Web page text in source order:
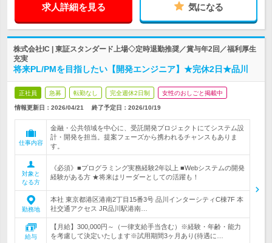
求人詳細を見る 気になる
株式会社IC | 東証スタンダード上場◇定時退勤推奨／賞与年2回／福利厚生
充実
将来PL/PMを目指したい【開発エンジニア】★完休2日★品川
正社員 急募 転勤なし 完全週休2日制 女性のおしごと掲載中
情報更新日：2026/04/21 終了予定日： 2026/10/19
仕事内容
金融・公共領域を中心に、受託開発プロジェクトにてシステム設
計・開発を担当。提案フェーズから携われるチャンスもありま
す。
対象と
なる方
《必須》■プログラミング実務経験2年以上 ■Webシステムの開発
経験がある方 ★将来はリーダーとしての活躍も！
勤務地
本社 東京都港区港南2丁目15番3号 品川インターシティC棟7F 本
社交通アクセス JR品川駅港南…
給与
【月給】300,000円～（一律支給手当含む）※経験・年齢・能力
を考慮して決定いたします※試用期間3ヶ月あり(待遇に…